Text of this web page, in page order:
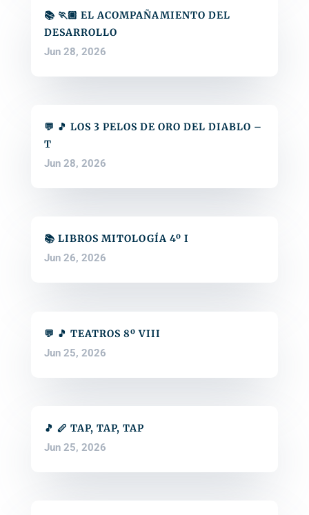
📚 🏃🏽 EL ACOMPAÑAMIENTO DEL
DESARROLLO
Jun 28, 2026
💬 🎵 LOS 3 PELOS DE ORO DEL DIABLO –
T
Jun 28, 2026
📚 LIBROS MITOLOGÍA 4º I
Jun 26, 2026
💬 🎵 TEATROS 8º VIII
Jun 25, 2026
🎵 🪈 TAP, TAP, TAP
Jun 25, 2026